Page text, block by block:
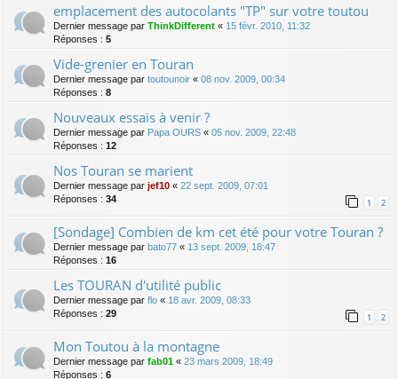
emplacement des autocolants "TP" sur votre toutou
Dernier message par ThinkDifferent « 15 févr. 2010, 11:32
Réponses : 5
Vide-grenier en Touran
Dernier message par toutounoir « 08 nov. 2009, 00:34
Réponses : 8
Nouveaux essais à venir ?
Dernier message par Papa OURS « 05 nov. 2009, 22:48
Réponses : 12
Nos Touran se marient
Dernier message par jef10 « 22 sept. 2009, 07:01
Réponses : 34 1 2
[Sondage] Combien de km cet été pour votre Touran ?
Dernier message par bato77 « 13 sept. 2009, 18:47
Réponses : 16
Les TOURAN d'utilité public
Dernier message par flo « 18 avr. 2009, 08:33
Réponses : 29 1 2
Mon Toutou à la montagne
Dernier message par fab01 « 23 mars 2009, 18:49
Réponses : 6